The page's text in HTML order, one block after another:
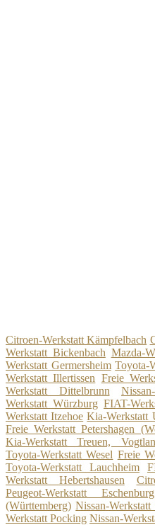
Citroen-Werkstatt Kämpfelbach
Werkstatt Bickenbach Mazda-
Werkstatt Germersheim Toyota-
Werkstatt Illertissen Freie
Werkstatt Dittelbrunn
Werkstatt Würzburg FIAT-
Werkstatt Itzehoe Kia-Werkstatt
Freie Werkstatt Petershagen
Kia-Werkstatt Treuen,
Toyota-Werkstatt Wesel Freie
Toyota-Werkstatt Lauchheim
Werkstatt Hebertshausen
Peugeot-Werkstatt Eschenburg
(Württemberg) Nissan-
Werkstatt Pocking Nissan-